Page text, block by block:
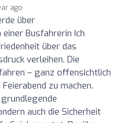
ago
über
Busfahrerin Ich
über das
verleihen. Die
– ganz offensichtlich
zu machen.
auch die Sicherheit